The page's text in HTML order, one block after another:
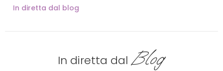
In diretta dal blog
In diretta dal Blog